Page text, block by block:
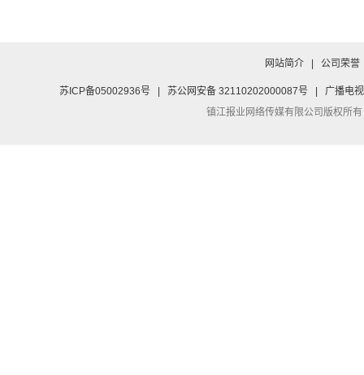
网站简介 公司荣誉
苏ICP备05002936号 苏公网安备 32110202000087号
广播电
镇江报业网络传媒有限公司 版权所